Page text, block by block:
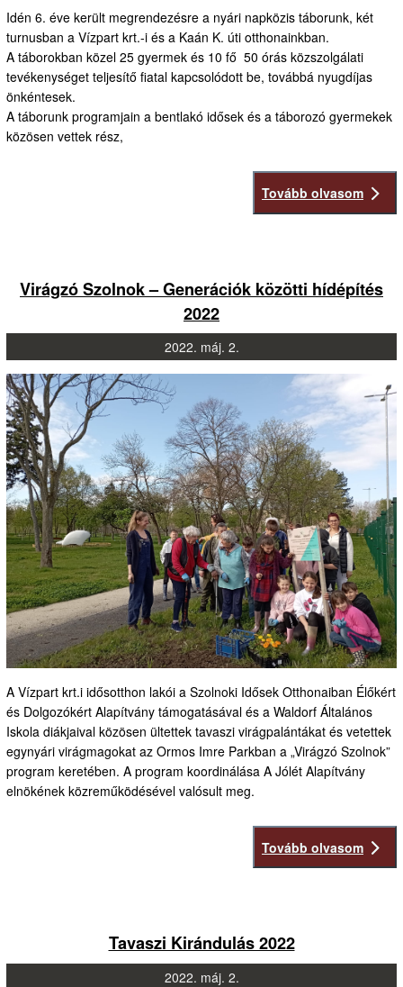
Idén 6. éve került megrendezésre a nyári napközis táborunk, két
turnusban a Vízpart krt.-i és a Kaán K. úti otthonainkban.
A táborokban közel 25 gyermek és 10 fő 50 órás közszolgálati
tevékenységet teljesítő fiatal kapcsolódott be, továbbá nyugdíjas
önkéntesek.
A táborunk programjain a bentlakó idősek és a táborozó gyermekek
közösen vettek rész,
Tovább olvasom
Virágzó Szolnok – Generációk közötti hídépítés
2022
2022. máj. 2.
A Vízpart krt.i idősotthon lakói a Szolnoki Idősek Otthonaiban Élőkért
és Dolgozókért Alapítvány támogatásával és a Waldorf Általános
Iskola diákjaival közösen ültettek tavaszi virágpalántákat és vetettek
egynyári virágmagokat az Ormos Imre Parkban a „Virágzó Szolnok”
program keretében. A program koordinálása A Jólét Alapítvány
elnökének közreműködésével valósult meg.
Tovább olvasom
Tavaszi Kirándulás 2022
2022. máj. 2.